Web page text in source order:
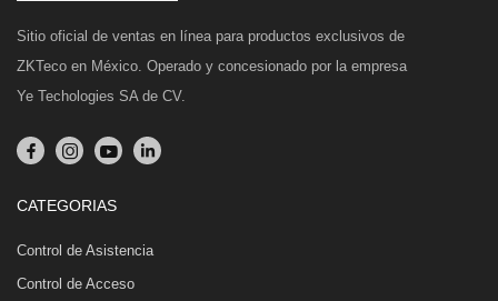
Sitio oficial de ventas en línea para productos exclusivos de
ZKTeco en México. Operado y concesionado por la empresa
Ye Techologies SA de CV.
CATEGORIAS
Control de Asistencia
Control de Acceso